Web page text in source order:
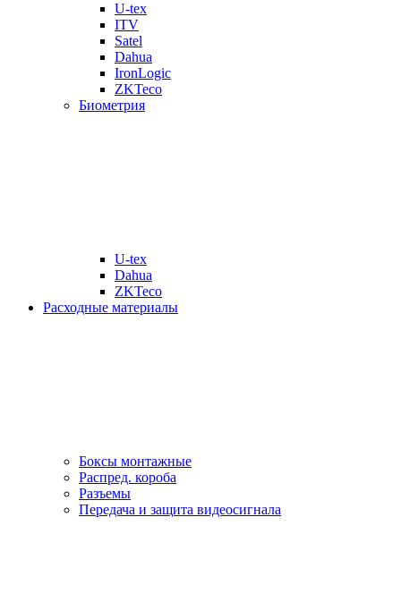
U-tex
ITV
Satel
Dahua
IronLogic
ZKTeco
Биометрия
U-tex
Dahua
ZKTeco
Расходные материалы
Боксы монтажные
Распред. короба
Разъемы
Передача и защита видеосигнала